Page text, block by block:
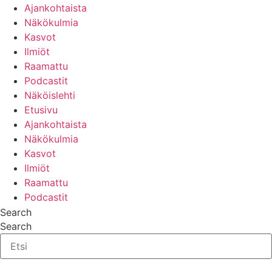
Ajankohtaista
Näkökulmia
Kasvot
Ilmiöt
Raamattu
Podcastit
Näköislehti
Etusivu
Ajankohtaista
Näkökulmia
Kasvot
Ilmiöt
Raamattu
Podcastit
Search
Search